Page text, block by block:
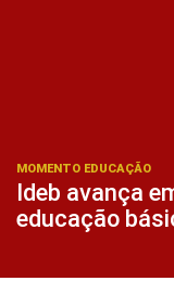
MOMENTO EDUCAÇÃO
Ideb avança
educação